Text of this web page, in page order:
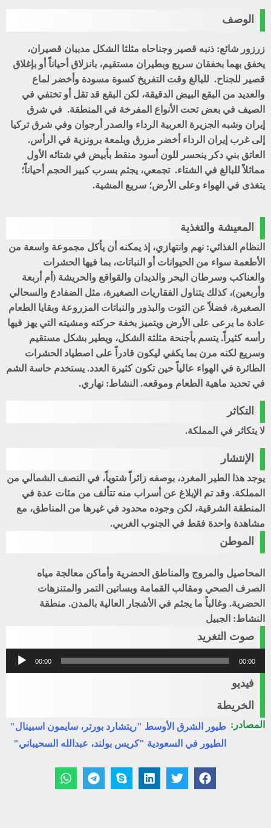
الوصف
زرزور شائع: ذنبه قصير وجناحاه مثلثا الشكل مدببان قصيران،
يخفق بهما بخفقان سريع وبطيران مستقيم، بانزلاق أحياناً أو بإغلاق
قصير للجناح. للبالغ وقت التفريخ كسوة مسودة وأخضر لماع
والعديد من البقع البيض الدقيقة، لكن البقع قد تقل أو تختفي في
الصيف في بعض تحت الأنواع المفرخة في المنطقة. في شرق
إيران وشبه الجزيرة العربية الرداء والصدر أرجوان وفي شرق تركيا
إلى غرب إيران الرداء أخضر مزرق وبلمعة برونزية في الرأس.
العاتق بني دكر ينحسر للون أسود منقط بأبيض في شتائه الأول
مماثلاً للبالغ في الشتاء. تجمعي، يجثم بسرب كبير الحجم أحياناً؛
يتغذى في الهواء وعلى الأرض؛ سريع المشية.
المعيشة والتغذية
النظام الغذائي: نهم وانتهازي، إذ يمكنه أن يأكل مجموعة واسعة من
الأطعمة سواء من الحيوانات أو النباتات، بما فيها الحشرات
والعناكب وسرطان البحر والديدان والقواقع والحريشة (أم أربعة
وأربعين)، كذلك يتناول الفقاريات الصغيرة، مثل الضفادع والسحالي
الصغيرة، فضلاً عن التوت والبذور والنباتات المزروعة وبقايا الطعام
عادة ما يرعى على الأرض ويتميز بخفة حركته ومشيته التي يهز فيها
رأسه كثيراً. يتسم بأجنحة مثلثة الشكل، ويطير بشكل مستقيم
وسريع لكنه مرن بما يكفي ليكون قادراً على اصطياد الحشرات
الطائرة في الهواء عالياً حين تكون كثيرة العدد. يستخدم حاسة الشم
في تحديد ماهية الطعام وموقعه. النشاط: نهاري.
التكاثر
لا يتكاثر في المملكة.
الإنتشار
يوجد هذا الطير المغرد، بوصفه زائراً شتوياً، في النصف الشمالي من
المملكة. وقد تم الإبلاغ عن أسراب منه تتألف من مئات عدة في
المنطقة الشرقية، لكن وجوده محدود في غيرها من المناطق، مع
مشاهدة واحدة فقط في الجنوب الغربي.
الموطن
المحاصيل والمروج والمناطق الحضرية وأماكن معالجة مياه
الصرف الصحي ومقالب القمامة وبساتين التمر والمتنزهات
الحضرية. وغالباً ما يجثم في الأشجار العالية بالمدن. منطقة
النشاط: الجبيل
صوت التغريد
مشغل
الصوت
00:00 00:00
فيديو
الخريطة
المصادر: طيور الشرق الأوسط "ريتشارد بورتر، سايمون اسبينال"
الطيور في السعودية "كريس بولند، عبدالله السحيباني"